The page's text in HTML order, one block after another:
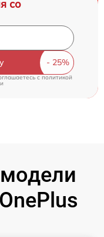
со
c политикой